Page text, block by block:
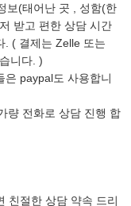
보(태어난 곳 , 성함(한
받고 편한 상담 시간
. ( 결제는 Zelle 또는
니다. )
paypal도 사용합니
량 전화로 상담 진행 합
친절한 상담 약속 드리